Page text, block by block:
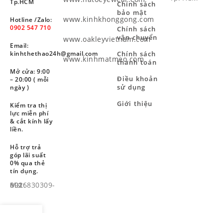
Tp.HCM
Hotline /Zalo:
0902 547 710
Email:
kinhthethao24h@gmail.com
Mở cửa: 9:00
– 20:00 ( mỗi
ngày )
Kiểm tra thị
lực miễn phí
& cắt kính lấy
liền.
Hỗ trợ trả
góp lãi suất
0% qua thẻ
tín dụng.
Mst: 8926830309-001
www.kinhkhonggong.com
www.oakleyvietnam.com
www.kinhmatmeo.com
Chính sách
bảo mật
Chính sách
vận chuyển
Chính sách
thanh toán
Điều khoản
sử dụng
Giới thiệu